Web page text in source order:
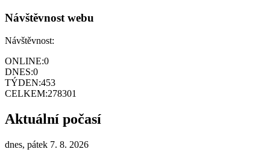
Návštěvnost webu
Návštěvnost:
ONLINE:0
DNES:0
TÝDEN:453
CELKEM:278301
Aktuální počasí
dnes, pátek 7. 8. 2026